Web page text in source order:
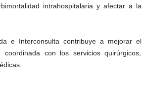
intrahospitalaria y afectar a la
e Interconsulta contribuye a mejorar el
con los servicios quirúrgicos,